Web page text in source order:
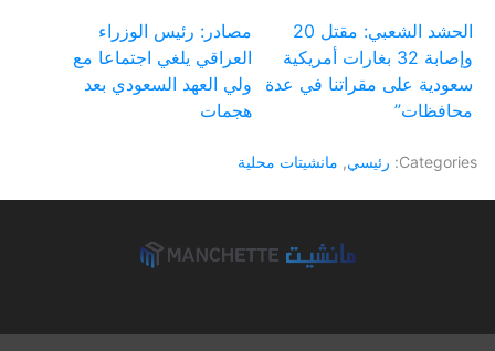
الحشد الشعبي: مقتل 20
وإصابة 32 بغارات أمريكية
سعودية على مقراتنا في عدة
محافظات”
مصادر: رئيس الوزراء
العراقي يلغي اجتماعا مع
ولي العهد السعودي بعد
هجمات
Categories: رئيسي, مانشيتات محلية